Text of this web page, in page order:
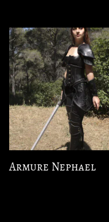
Armure Nephael